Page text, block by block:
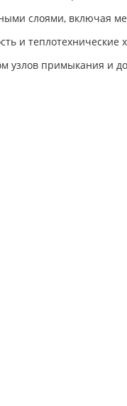
слоями, включая
и теплотехнические
узлов примыкания и